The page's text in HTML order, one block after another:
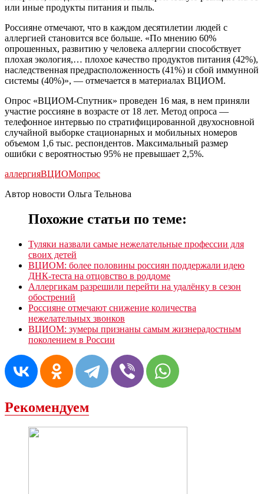
или иные продукты питания и пыль.
Россияне отмечают, что в каждом десятилетии людей с
аллергией становится все больше. «По мнению 60%
опрошенных, развитию у человека аллергии способствует
плохая экология,… плохое качество продуктов питания (42%),
наследственная предрасположенность (41%) и сбой иммунной
системы (40%)», — отмечается в материалах ВЦИОМ.
Опрос «ВЦИОМ-Спутник» проведен 16 мая, в нем приняли
участие россияне в возрасте от 18 лет. Метод опроса —
телефонное интервью по стратифицированной двухосновной
случайной выборке стационарных и мобильных номеров
объемом 1,6 тыс. респондентов. Максимальный размер
ошибки с вероятностью 95% не превышает 2,5%.
аллергияВЦИОМопрос
Автор новости Ольга Тельнова
Похожие статьи по теме:
Туляки назвали самые нежелательные профессии для
своих детей
ВЦИОМ: более половины россиян поддержали идею
ДНК-теста на отцовство в роддоме
Аллергикам разрешили перейти на удалёнку в сезон
обострений
Россияне отмечают снижение количества
нежелательных звонков
ВЦИОМ: зумеры признаны самым жизнерадостным
поколением в России
Рекомендуем